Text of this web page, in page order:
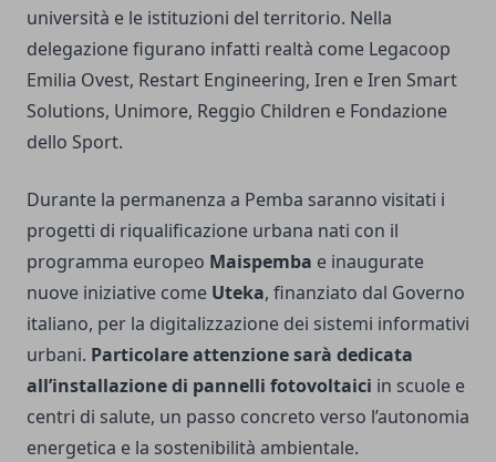
università e le istituzioni del territorio. Nella
delegazione figurano infatti realtà come Legacoop
Emilia Ovest, Restart Engineering, Iren e Iren Smart
Solutions, Unimore, Reggio Children e Fondazione
dello Sport.
Durante la permanenza a Pemba saranno visitati i
progetti di riqualificazione urbana nati con il
programma europeo Maispemba e inaugurate
nuove iniziative come Uteka, finanziato dal Governo
italiano, per la digitalizzazione dei sistemi informativi
urbani. Particolare attenzione sarà dedicata
all’installazione di pannelli fotovoltaici in scuole e
centri di salute, un passo concreto verso l’autonomia
energetica e la sostenibilità ambientale.